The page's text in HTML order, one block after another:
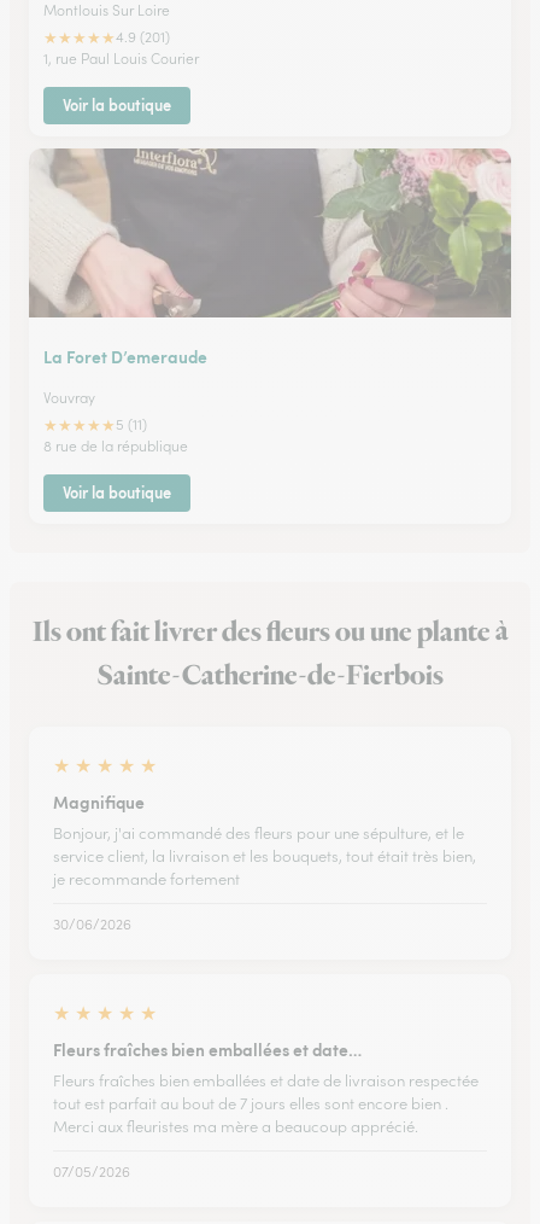
Montlouis Sur Loire
★★★★★4.9 (201)
1, rue Paul Louis Courier
Voir la boutique
La Foret D’emeraude
Vouvray
★★★★★ 5 (11)
8 rue de la république
Voir la boutique
Ils ont fait livrer des fleurs ou une plante à
Sainte-Catherine-de-Fierbois
★ ★ ★ ★ ★
Magnifique
Bonjour, j'ai commandé des fleurs pour une sépulture, et le
service client, la livraison et les bouquets, tout était très bien,
je recommande fortement
30/06/2026
★ ★ ★ ★ ★
Fleurs fraîches bien emballées et date…
Fleurs fraîches bien emballées et date de livraison respectée
tout est parfait au bout de 7 jours elles sont encore bien .
Merci aux fleuristes ma mère a beaucoup apprécié.
07/05/2026